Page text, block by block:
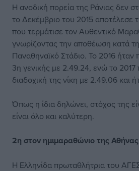
Η ανοδική πορεία της Ράνιας δεν
το Δεκέμβριο του 2015 αποτέλεσε
που τερμάτισε τον Αυθεντικό
γνωρίζοντας την αποθέωση κατά
Παναθηναϊκό Στάδιο. Το 2016 ήταν
3η γενικής με 2.49.24, ενώ το 2017
διαδοχική της νίκη με 2.49.06 και
Όπως η ίδια δηλώνει, στόχος της
είναι όλο και καλύτερη.
2η στον ημιμαραθώνιο της Αθήνας
Η Ελληνίδα πρωταθλήτρια του